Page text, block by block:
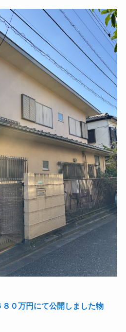
０万円にて公開しました物